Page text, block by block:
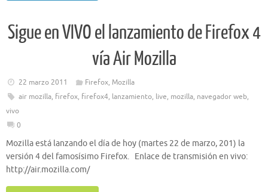
Sigue en VIVO el lanzamiento de Firefox 4
vía Air Mozilla
22 marzo 2011 Firefox, Mozilla
air mozilla, firefox, firefox4, lanzamiento, live, mozilla, navegador web,
vivo
0
Mozilla está lanzando el día de hoy (martes 22 de marzo, 201) la
versión 4 del famosísimo Firefox. Enlace de transmisión en vivo:
http://air.mozilla.com/